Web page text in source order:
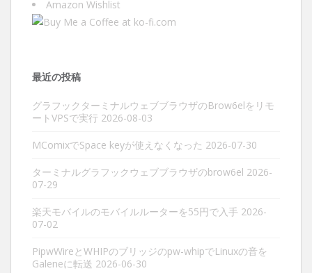
Amazon Wishlist
最近の投稿
グラフックターミナルウェブブラウザのBrow6elをリモ
ートVPSで実行 2026-08-03
MComixでSpace keyが使えなくなった 2026-07-30
ターミナルグラフックウェブブラウザのbrow6el 2026-
07-29
楽天モバイルのモバイルルーターを55円で入手 2026-
07-02
PipwWireとWHIPのブリッジのpw-whipでLinuxの音を
Galeneに転送 2026-06-30